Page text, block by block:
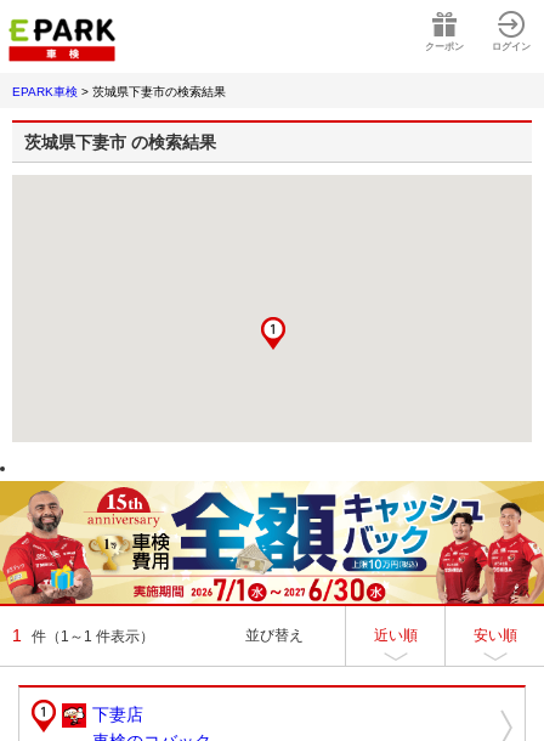
クーポン ログイン
EPARK車検 > 茨城県下妻市の検索結果
茨城県下妻市 の検索結果
1 件 （1～1 件表示） 並び替え 近い順 安い順
下妻店